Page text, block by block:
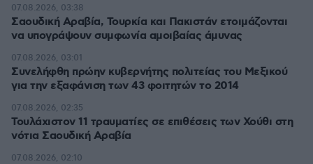
Σαουδική Αραβία, Τουρκία και Πακιστάν ετοιμάζονται
να υπογράψουν συμφωνία αμοιβαίας άμυνας
07.08.2026, 03:38
Συνελήφθη πρώην κυβερνήτης πολιτείας του Μεξικού
για την εξαφάνιση των 43 φοιτητών το 2014
07.08.2026, 03:01
Τουλάχιστον 11 τραυματίες σε επιθέσεις των Χούθι στη
νότια Σαουδική Αραβία
07.08.2026, 02:35
07.08.2026, 02:10